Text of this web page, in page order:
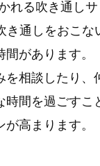
れる吹き通し
き通しをおこ
間があります。
を相談したり、
時間を過ごす
が高まります。